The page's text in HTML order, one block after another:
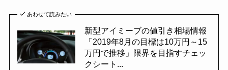
あわせて読みたい
新型アイミーブの値引き相場情報
「2019年8月の目標は10万円～15
万円で推移」限界を目指すチェッ
クシート...